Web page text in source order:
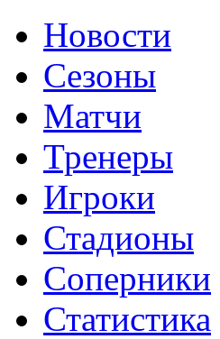
Новости
Сезоны
Матчи
Тренеры
Игроки
Стадионы
Соперники
Статистика